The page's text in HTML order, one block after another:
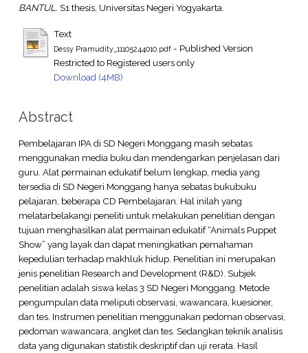
BANTUL. S1 thesis, Universitas Negeri Yogyakarta.
Text
Dessy Pramudity_11105244010.pdf- Published Version
Restricted to Registered users only
Download (4MB)
Abstract
Pembelajaran IPA di SD Negeri Monggang masih sebatas
menggunakan media buku dan mendengarkan penjelasan dari
guru. Alat permainan edukatif belum lengkap, media yang
tersedia di SD Negeri Monggang hanya sebatas bukubuku
pelajaran, beberapa CD Pembelajaran. Hal inilah yang
melatarbelakangi peneliti untuk melakukan penelitian dengan
tujuan menghasilkan alat permainan edukatif “Animals Puppet
Show” yang layak dan dapat meningkatkan pemahaman
kepedulian terhadap makhluk hidup. Penelitian ini merupakan
jenis penelitian Research and Development (R&D). Subjek
penelitian adalah siswa kelas 3 SD Negeri Monggang. Metode
pengumpulan data meliputi observasi, wawancara, kuesioner,
dan tes. Instrumen penelitian menggunakan pedoman observasi,
pedoman wawancara, angket dan tes. Sedangkan teknik analisis
data yang digunakan statistik deskriptif dan uji rerata. Hasil